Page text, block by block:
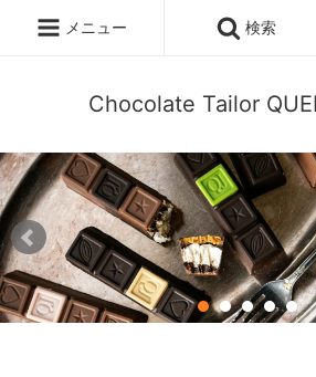
メニュー 検索
Chocolate Tailor